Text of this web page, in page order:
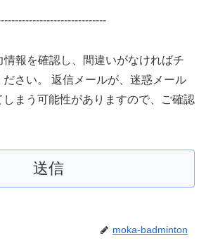
報を確認し、間違いがなければチ
ださい。 返信メールが、迷惑メール
しまう可能性がありますので、ご確認
moka-badminton